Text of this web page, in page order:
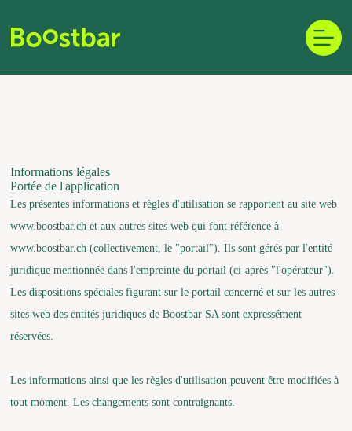
content
Informations légales
Portée de l'application
Les présentes informations et règles d'utilisation se rapportent au site web
www.boostbar.ch et aux autres sites web qui font référence à
www.boostbar.ch (collectivement, le "portail"). Ils sont gérés par l'entité
juridique mentionnée dans l'empreinte du portail (ci-après "l'opérateur").
Les dispositions spéciales figurant sur le portail concerné et sur les autres
sites web des entités juridiques de Boostbar SA sont expressément
réservées.
Les informations ainsi que les règles d'utilisation peuvent être modifiées à
tout moment. Les changements sont contraignants.